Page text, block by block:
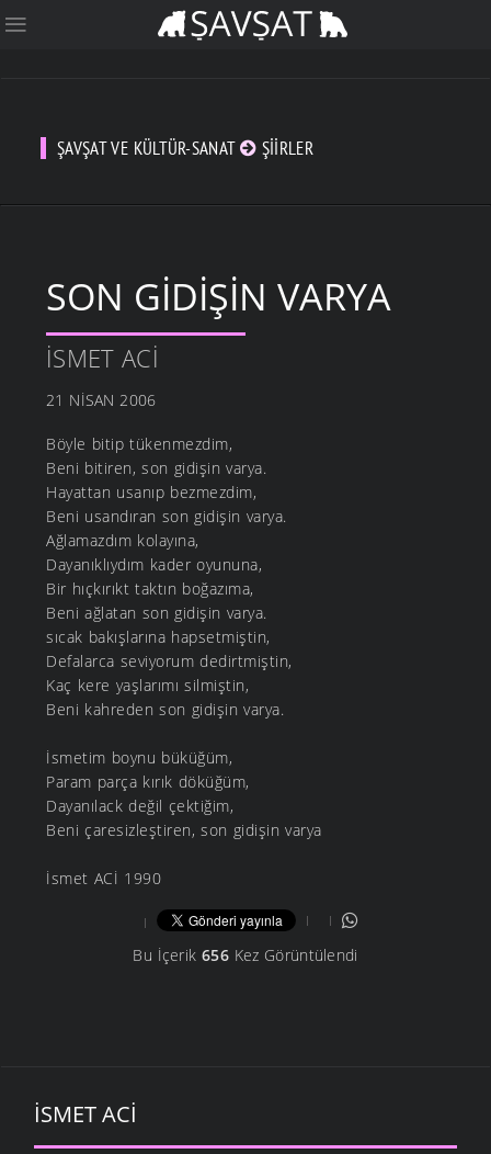
ŞAVŞAT VE KÜLTÜR-SANAT ŞIIRLER
SON GİDİŞİN VARYA
İSMET ACI
21 NISAN 2006
Böyle bitip tükenmezdim,
Beni bitiren, son gidişin varya.
Hayattan usanıp bezmezdim,
Beni usandıran son gidişin varya.
Ağlamazdım kolayına,
Dayanıklıydım kader oyununa,
Bir hıçkırıkt taktın boğazıma,
Beni ağlatan son gidişin varya.
sıcak bakışlarına hapsetmiştin,
Defalarca seviyorum dedirtmiştin,
Kaç kere yaşlarımı silmiştin,
Beni kahreden son gidişin varya.
İsmetim boynu büküğüm,
Param parça kırık döküğüm,
Dayanılack değil çektiğim,
Beni çaresizleştiren, son gidişin varya
İsmet ACİ 1990
Bu İçerik 656Kez Görüntülendi
İSMET ACI